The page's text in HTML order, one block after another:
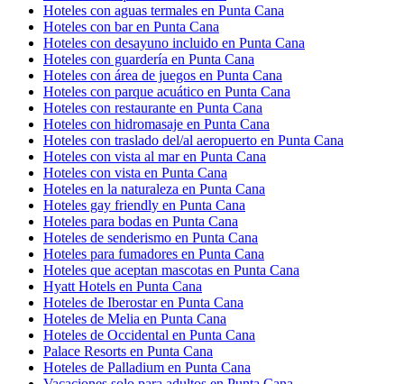
Hoteles con aguas termales en Punta Cana
Hoteles con bar en Punta Cana
Hoteles con desayuno incluido en Punta Cana
Hoteles con guardería en Punta Cana
Hoteles con área de juegos en Punta Cana
Hoteles con parque acuático en Punta Cana
Hoteles con restaurante en Punta Cana
Hoteles con hidromasaje en Punta Cana
Hoteles con traslado del/al aeropuerto en Punta Cana
Hoteles con vista al mar en Punta Cana
Hoteles con vista en Punta Cana
Hoteles en la naturaleza en Punta Cana
Hoteles gay friendly en Punta Cana
Hoteles para bodas en Punta Cana
Hoteles de senderismo en Punta Cana
Hoteles para fumadores en Punta Cana
Hoteles que aceptan mascotas en Punta Cana
Hyatt Hotels en Punta Cana
Hoteles de Iberostar en Punta Cana
Hoteles de Melia en Punta Cana
Hoteles de Occidental en Punta Cana
Palace Resorts en Punta Cana
Hoteles de Palladium en Punta Cana